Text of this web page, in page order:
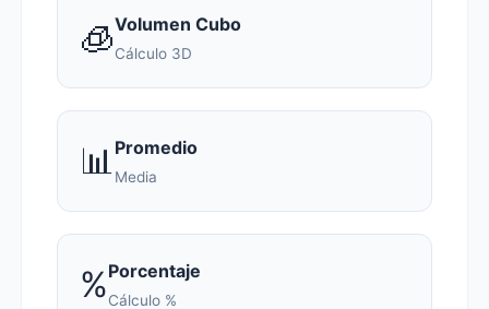
🧊Volumen Cubo
Cálculo 3D
📊 Promedio
Media
%Porcentaje
Cálculo %